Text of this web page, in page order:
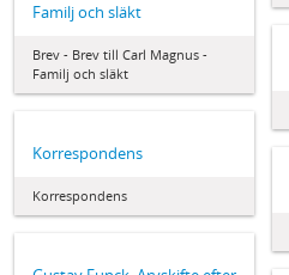
Familj och släkt
Brev - Brev till Carl Magnus -
Familj och släkt
Korrespondens
Korrespondens